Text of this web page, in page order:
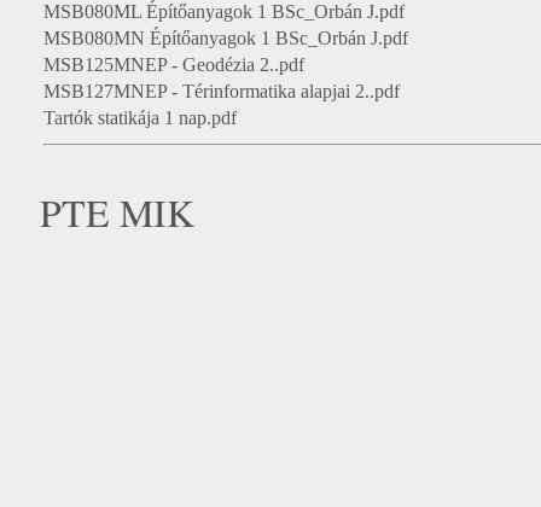
MSB080ML Építőanyagok 1 BSc_Orbán J.pdf
MSB080MN Építőanyagok 1 BSc_Orbán J.pdf
MSB125MNEP - Geodézia 2..pdf
MSB127MNEP - Térinformatika alapjai 2..pdf
Tartók statikája 1 nap.pdf
PTE MIK